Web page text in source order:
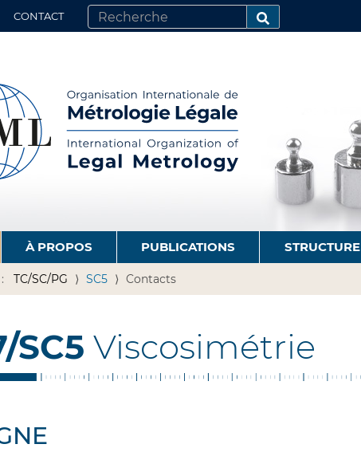
CONTACT
CHERCHER PAR
RECHERCHE AVANCÉE…
À PROPOS PUBLICATIONS STRUCTURE
TC/SC/PG SC5 Contacts
SC5 Viscosimétrie